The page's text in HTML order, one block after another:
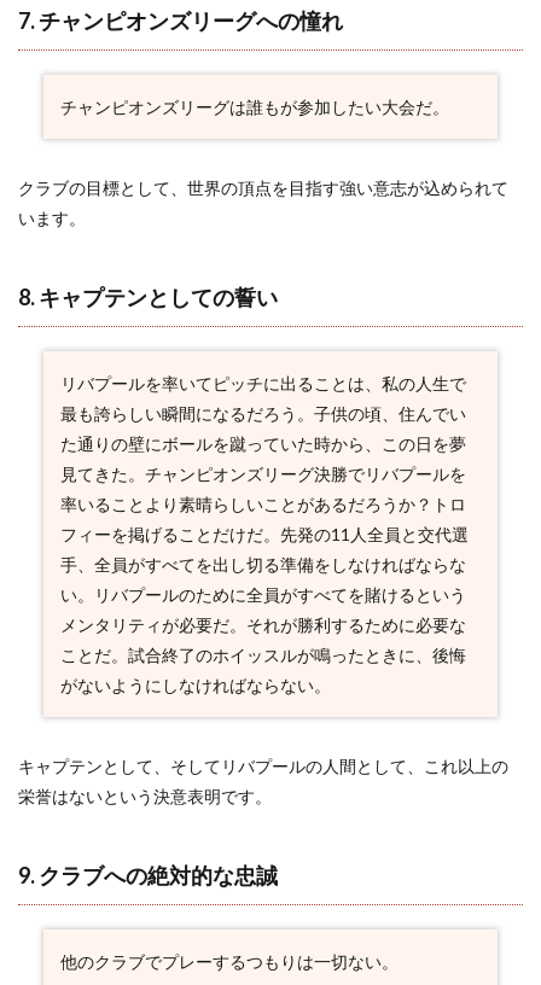
呼ぶ
2.16
16. リ
ルの血
潮
2.17
17. ク
ラブへ
2.18
18. フ
ットボ
ーラー
の誇り
2.19
19. 才
能を超
えた精
2.20
20. 究
極の幸
福感
7. チャンピオンズリーグへの憧れ
チャンピオンズリーグは誰もが参加したい大会だ。
クラブの目標として、世界の頂点を目指す強い意志が込められて
います。
8. キャプテンとしての誓い
リバプールを率いてピッチに出ることは、私の人生で
最も誇らしい瞬間になるだろう。子供の頃、住んでい
た通りの壁にボールを蹴っていた時から、この日を夢
見てきた。チャンピオンズリーグ決勝でリバプールを
率いることより素晴らしいことがあるだろうか？トロ
フィーを掲げることだけだ。先発の11人全員と交代選
手、全員がすべてを出し切る準備をしなければならな
い。リバプールのために全員がすべてを賭けるという
メンタリティが必要だ。それが勝利するために必要な
ことだ。試合終了のホイッスルが鳴ったときに、後悔
がないようにしなければならない。
キャプテンとして、そしてリバプールの人間として、これ以上の
栄誉はないという決意表明です。
9. クラブへの絶対的な忠誠
他のクラブでプレーするつもりは一切ない。